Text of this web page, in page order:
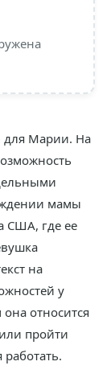
для Марии. На
мамы
США, где ее
на
у
относится
пройти
работать.